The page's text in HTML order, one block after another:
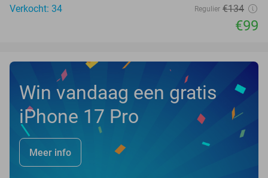
Verkocht: 34
Regulier €134
€99
Win vandaag een gratis
iPhone 17 Pro
Meer info